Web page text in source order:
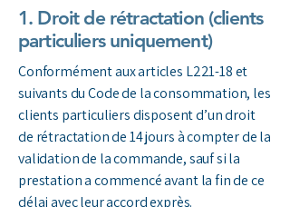
1. Droit de rétractation (clients
particuliers uniquement)
Conformément aux articles L221-18 et
suivants du Code de la consommation, les
clients particuliers disposent d’un droit
de rétractation de 14 jours à compter de la
validation de la commande, sauf si la
prestation a commencé avant la fin de ce
délai avec leur accord exprès.